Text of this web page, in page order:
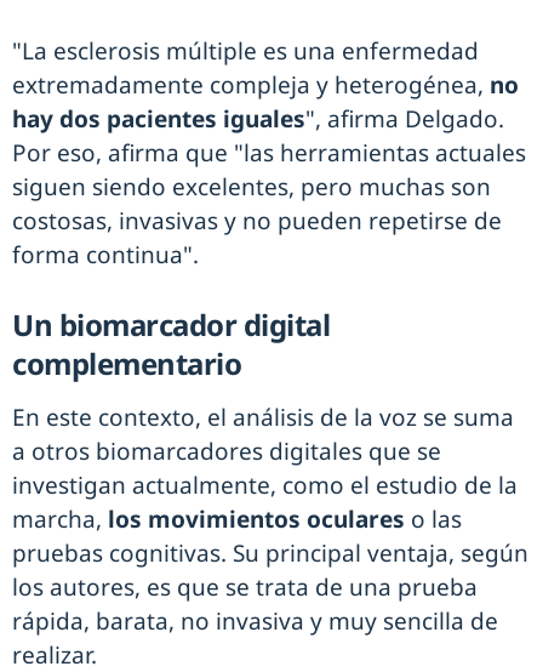
"La esclerosis múltiple es una enfermedad
extremadamente compleja y heterogénea, no
hay dos pacientes iguales", afirma Delgado.
Por eso, afirma que "las herramientas actuales
siguen siendo excelentes, pero muchas son
costosas, invasivas y no pueden repetirse de
forma continua".
Un biomarcador digital
complementario
En este contexto, el análisis de la voz se suma
a otros biomarcadores digitales que se
investigan actualmente, como el estudio de la
marcha, los movimientos oculares o las
pruebas cognitivas. Su principal ventaja, según
los autores, es que se trata de una prueba
rápida, barata, no invasiva y muy sencilla de
realizar.